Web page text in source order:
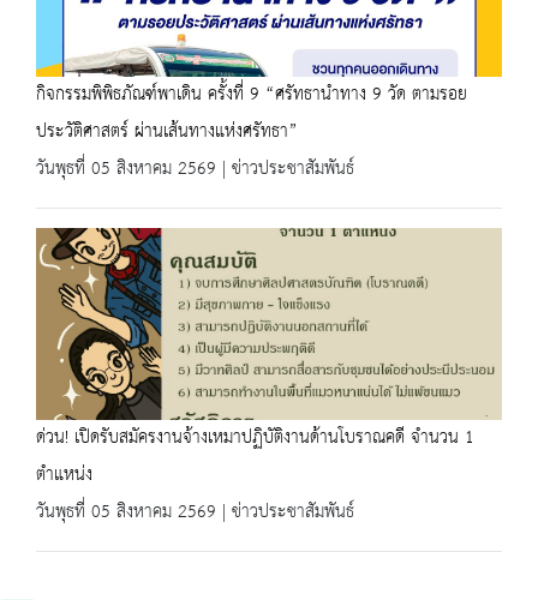
กิจกรรมพิพิธภัณฑ์พาเดิน ครั้งที่ 9 “ศรัทธานำทาง 9 วัด ตามรอย
ประวัติศาสตร์ ผ่านเส้นทางแห่งศรัทธา”
วันพุธที่ 05 สิงหาคม 2569 | ข่าวประชาสัมพันธ์
ด่วน! เปิดรับสมัครงานจ้างเหมาปฏิบัติงานด้านโบราณคดี จำนวน 1
ตำแหน่ง
วันพุธที่ 05 สิงหาคม 2569 | ข่าวประชาสัมพันธ์